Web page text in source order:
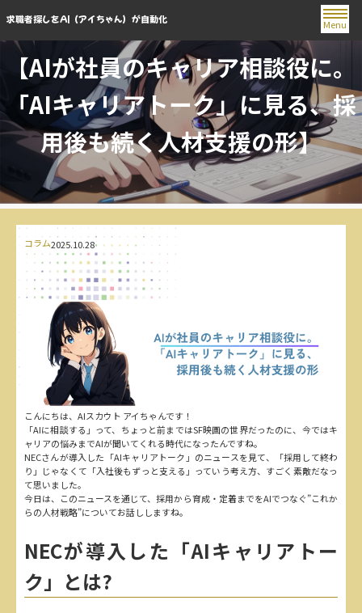
求職者探しをAI（アイちゃん）が自動化 Menu
【AIが社員のキャリア相談役に。
「AIキャリアトーク」に見る、採
用後も続く人材支援の形】
コラム2025.10.28
こんにちは、AIスカウト アイちゃんです！
「AIに相談する」って、ちょっと前まではSF映画の世界だったのに、今ではキ
ャリアの悩みまでAIが聞いてくれる時代になったんですね。
NECさんが導入した「AIキャリアトーク」のニュースを見て、「採用して終わ
り」じゃなくて「入社後もずっと支える」っていう考え方、すごく素敵だなっ
て思いました。
今日は、このニュースを通じて、採用から育成・定着までをAIでつなぐ”これか
らの人材戦略”についてお話ししますね。
NECが導入した「AIキャリアトー
ク」とは?